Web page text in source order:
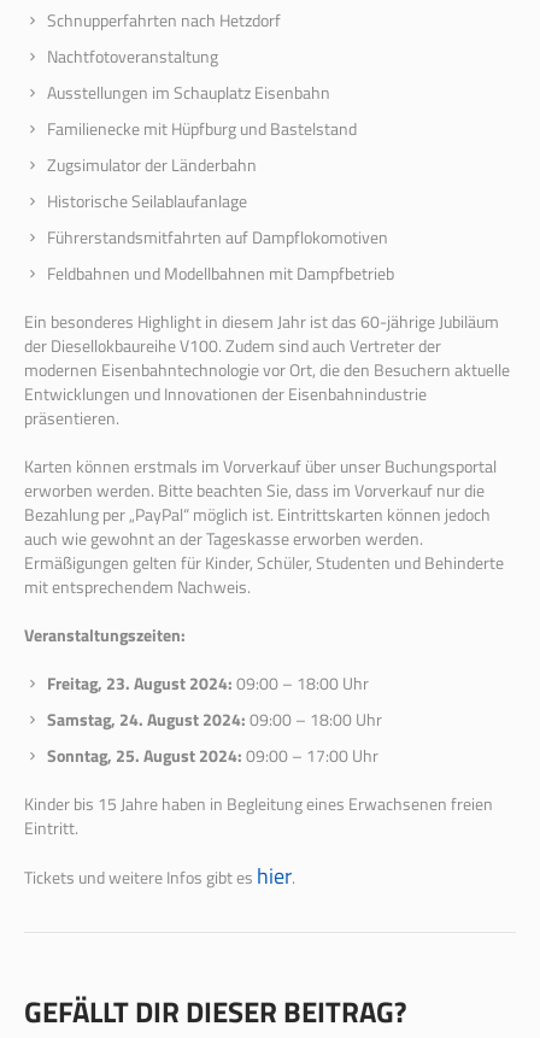
Schnupperfahrten nach Hetzdorf
Nachtfotoveranstaltung
Ausstellungen im Schauplatz Eisenbahn
Familienecke mit Hüpfburg und Bastelstand
Zugsimulator der Länderbahn
Historische Seilablaufanlage
Führerstandsmitfahrten auf Dampflokomotiven
Feldbahnen und Modellbahnen mit Dampfbetrieb
Ein besonderes Highlight in diesem Jahr ist das 60-jährige Jubiläum
der Diesellokbaureihe V100. Zudem sind auch Vertreter der
modernen Eisenbahntechnologie vor Ort, die den Besuchern aktuelle
Entwicklungen und Innovationen der Eisenbahnindustrie
präsentieren.
Karten können erstmals im Vorverkauf über unser Buchungsportal
erworben werden. Bitte beachten Sie, dass im Vorverkauf nur die
Bezahlung per „PayPal“ möglich ist. Eintrittskarten können jedoch
auch wie gewohnt an der Tageskasse erworben werden.
Ermäßigungen gelten für Kinder, Schüler, Studenten und Behinderte
mit entsprechendem Nachweis.
Veranstaltungszeiten:
Freitag, 23. August 2024:09:00 – 18:00 Uhr
Samstag, 24. August 2024:09:00 – 18:00 Uhr
Sonntag, 25. August 2024:09:00 – 17:00 Uhr
Kinder bis 15 Jahre haben in Begleitung eines Erwachsenen freien
Eintritt.
Tickets und weitere Infos gibt es hier.
GEFÄLLT DIR DIESER BEITRAG?